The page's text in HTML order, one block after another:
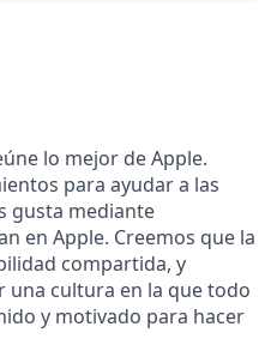
lo mejor de Apple.
para ayudar a las
gusta mediante
en Apple. Creemos que la
compartida, y
cultura en la que todo
y motivado para hacer